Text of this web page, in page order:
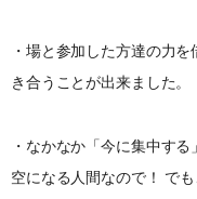
・場と参加した方達の力
き合うことが出来ました。
・なかなか「今に集中す
空になる人間なので！ で